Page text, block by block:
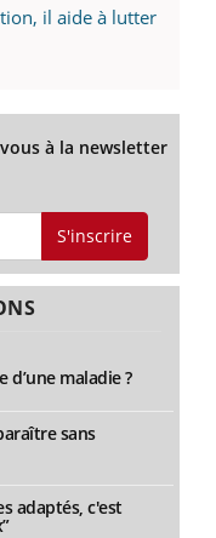
il aide à lutter
à la newsletter
S'inscrire
d’une maladie ?
sans
adaptés, c'est